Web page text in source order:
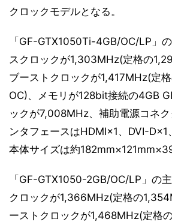
クロックモデルとなる。
「GF-GTX1050Ti-4GB/OC/LP」
スクロックが1,303MHz(定格の
ブーストクロックが1,417MHz(定
OC)、メモリが128bit接続の4GB
ックが7,008MHz、補助電源コネ
ンタフェースはHDMI×1、DVI-D×1
本体サイズは約
「GF-GTX1050-2GB/OC/LP」の
クロックが1,366MHz(定格の
ーストクロックが1,468MHz(定格